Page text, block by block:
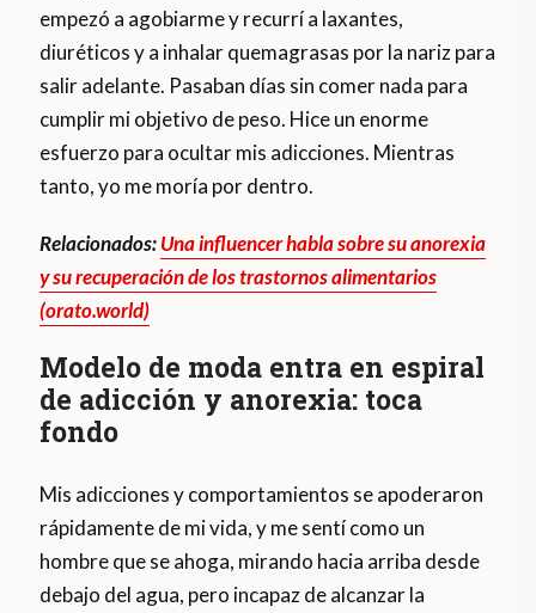
empezó a agobiarme y recurrí a laxantes,
diuréticos y a inhalar quemagrasas por la nariz para
salir adelante. Pasaban días sin comer nada para
cumplir mi objetivo de peso. Hice un enorme
esfuerzo para ocultar mis adicciones. Mientras
tanto, yo me moría por dentro.
Relacionados:Una influencer habla sobre su anorexia
y su recuperación de los trastornos alimentarios
(orato.world)
Modelo de moda entra en espiral
de adicción y anorexia: toca
fondo
Mis adicciones y comportamientos se apoderaron
rápidamente de mi vida, y me sentí como un
hombre que se ahoga, mirando hacia arriba desde
debajo del agua, pero incapaz de alcanzar la